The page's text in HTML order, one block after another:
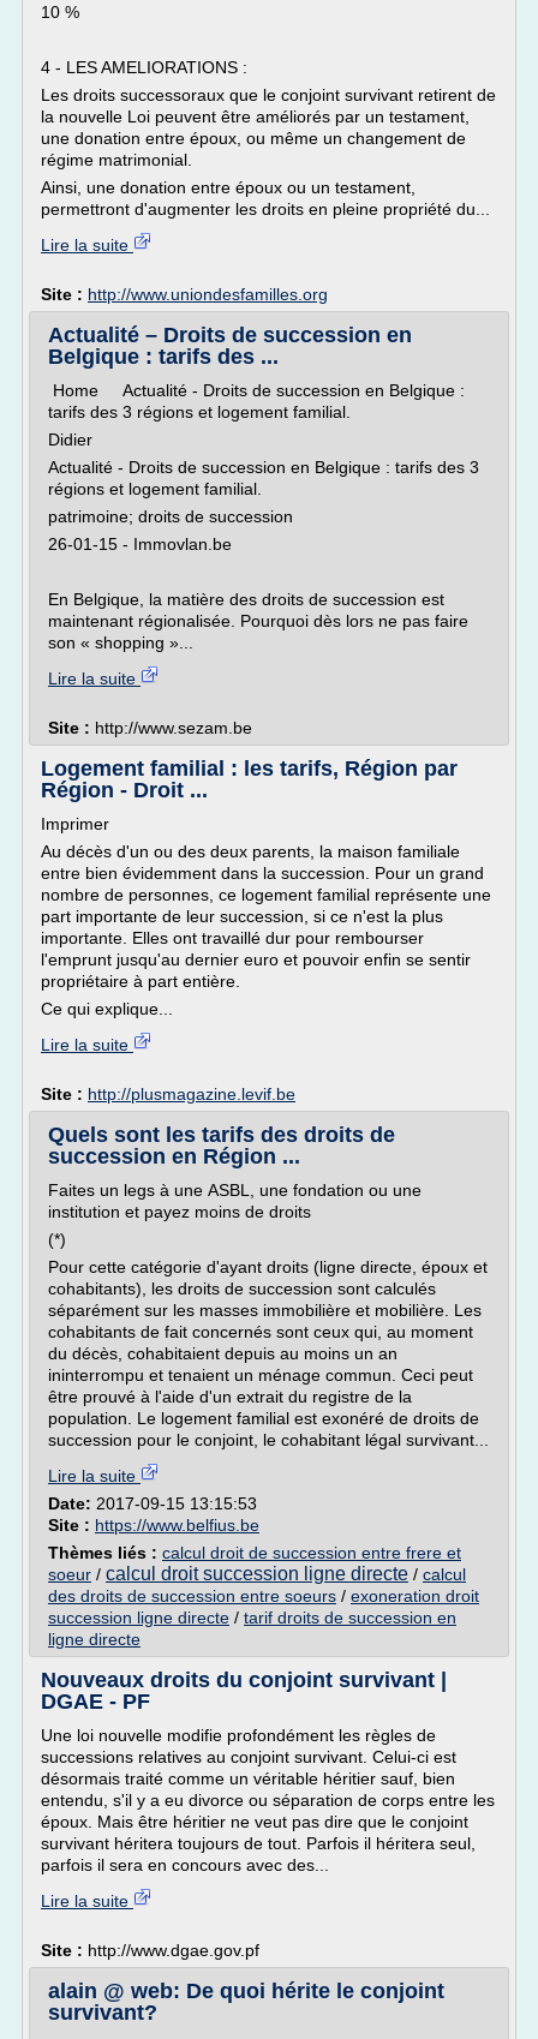
10 %
4 - LES AMELIORATIONS :
Les droits successoraux que le conjoint survivant retirent de
la nouvelle Loi peuvent être améliorés par un testament,
une donation entre époux, ou même un changement de
régime matrimonial.
Ainsi, une donation entre époux ou un testament,
permettront d'augmenter les droits en pleine propriété du...
Lire la suite
Site : http://www.uniondesfamilles.org
Actualité – Droits de succession en
Belgique : tarifs des ...
Home Actualité - Droits de succession en Belgique :
tarifs des 3 régions et logement familial.
Didier
Actualité - Droits de succession en Belgique : tarifs des 3
régions et logement familial.
patrimoine; droits de succession
26-01-15 - Immovlan.be
En Belgique, la matière des droits de succession est
maintenant régionalisée. Pourquoi dès lors ne pas faire
son « shopping »...
Lire la suite
Site : http://www.sezam.be
Logement familial : les tarifs, Région par
Région - Droit ...
Imprimer
Au décès d'un ou des deux parents, la maison familiale
entre bien évidemment dans la succession. Pour un grand
nombre de personnes, ce logement familial représente une
part importante de leur succession, si ce n'est la plus
importante. Elles ont travaillé dur pour rembourser
l'emprunt jusqu'au dernier euro et pouvoir enfin se sentir
propriétaire à part entière.
Ce qui explique...
Lire la suite
Site : http://plusmagazine.levif.be
Quels sont les tarifs des droits de
succession en Région ...
Faites un legs à une ASBL, une fondation ou une
institution et payez moins de droits
(*)
Pour cette catégorie d'ayant droits (ligne directe, époux et
cohabitants), les droits de succession sont calculés
séparément sur les masses immobilière et mobilière. Les
cohabitants de fait concernés sont ceux qui, au moment
du décès, cohabitaient depuis au moins un an
ininterrompu et tenaient un ménage commun. Ceci peut
être prouvé à l'aide d'un extrait du registre de la
population. Le logement familial est exonéré de droits de
succession pour le conjoint, le cohabitant légal survivant...
Lire la suite
Date: 2017-09-15 13:15:53
Site : https://www.belfius.be
Thèmes liés : calcul droit de succession entre frere et
soeur / calcul droit succession ligne directe / calcul
des droits de succession entre soeurs / exoneration droit
succession ligne directe / tarif droits de succession en
ligne directe
Nouveaux droits du conjoint survivant |
DGAE - PF
Une loi nouvelle modifie profondément les règles de
successions relatives au conjoint survivant. Celui-ci est
désormais traité comme un véritable héritier sauf, bien
entendu, s'il y a eu divorce ou séparation de corps entre les
époux. Mais être héritier ne veut pas dire que le conjoint
survivant héritera toujours de tout. Parfois il héritera seul,
parfois il sera en concours avec des...
Lire la suite
Site : http://www.dgae.gov.pf
alain @ web: De quoi hérite le conjoint
survivant?